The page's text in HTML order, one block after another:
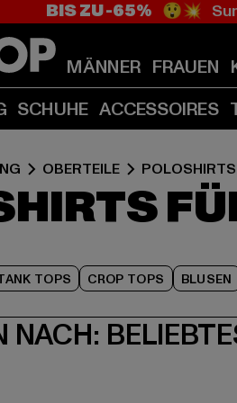
BIS ZU -65% 😲💥
MÄNNER FRAUEN
SCHUHE ACCESSOIRES
OBERTEILE POLOSHIRTS
TOPS CROP TOPS BLUSEN
NACH: